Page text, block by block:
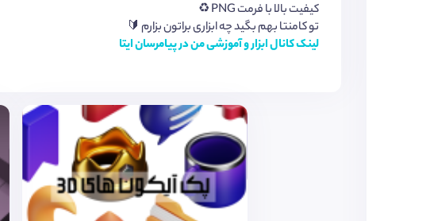
کیفیت بالا با فرمت PNG ♻️
تو کامنتا بهم بگید چه ابزاری براتون بزارم 🔰
لینک کانال ابزار و آموزشی من در پیامرسان ایتا